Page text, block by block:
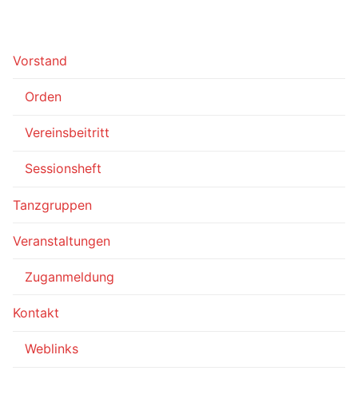
Vorstand
Orden
Vereinsbeitritt
Sessionsheft
Tanzgruppen
Veranstaltungen
Zuganmeldung
Kontakt
Weblinks